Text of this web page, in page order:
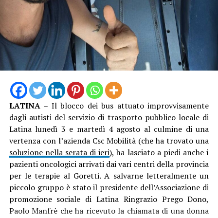
Tra le scoperte, durante il restauro, anche l’antico
sistema di scolo delle acque meteoriche, realizzato in
pietra e rimasto nascosto per decenni sotto le
superfetazioni moderne. “L’elemento è stato
accuratamente restaurato e riportato alla sua funzione
originaria, restituendo alla torre un’importante
testimonianza della sua configurazione storica”,
secondo il progetto curato dall’architetto Luca Calselli,
che ha anche diretto i lavori dell’impresa Caporini
LATINA– Il blocco dei bus attuato improvvisamente
dagli autisti del servizio di trasporto pubblico locale di
Latina lunedì 3 e martedì 4 agosto al culmine di una
vertenza con l’azienda Csc Mobilità (che ha trovato una
soluzione nella serata di ieri), ha lasciato a piedi anche i
pazienti oncologici arrivati dai vari centri della provincia
per le terapie al Goretti. A salvarne letteralmente un
piccolo gruppo è stato il presidente dell’Associazione di
promozione sociale di Latina Ringrazio Prego Dono,
Paolo Manfrè che ha ricevuto la chiamata di una donna